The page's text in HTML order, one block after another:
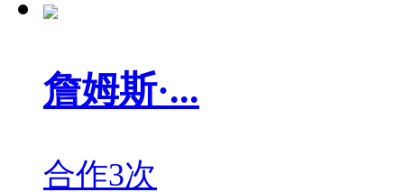
詹姆斯·...
合作3次